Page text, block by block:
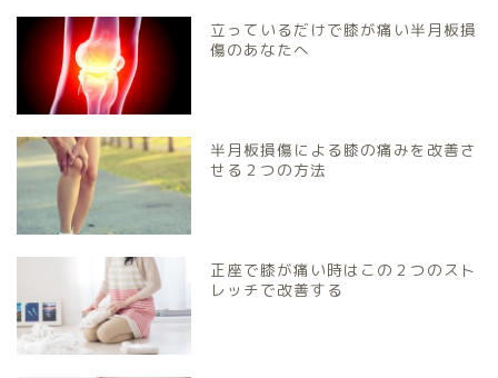
立っているだけで膝が痛い半月板損
傷のあなたへ
半月板損傷による膝の痛みを改善さ
せる２つの方法
正座で膝が痛い時はこの２つのスト
レッチで改善する